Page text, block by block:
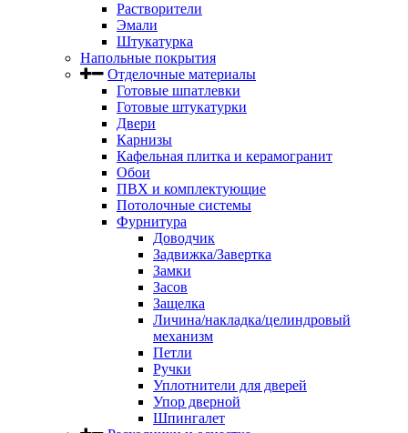
Растворители
Эмали
Штукатурка
Напольные покрытия
Отделочные материалы
Готовые шпатлевки
Готовые штукатурки
Двери
Карнизы
Кафельная плитка и керамогранит
Обои
ПВХ и комплектующие
Потолочные системы
Фурнитура
Доводчик
Задвижка/Завертка
Замки
Засов
Защелка
Личина/накладка/целиндровый
механизм
Петли
Ручки
Уплотнители для дверей
Упор дверной
Шпингалет